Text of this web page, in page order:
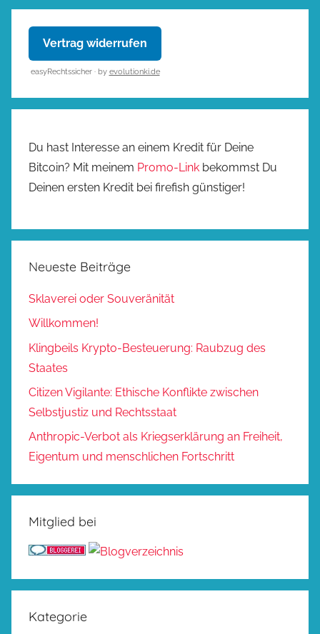
Vertrag widerrufen
easyRechtssicher · by evolutionki.de
Du hast Interesse an einem Kredit für Deine
Bitcoin? Mit meinem Promo-Link bekommst Du
Deinen ersten Kredit bei firefish günstiger!
Neueste Beiträge
Sklaverei oder Souveränität
Willkommen!
Klingbeils Krypto-Besteuerung: Raubzug des
Staates
Citizen Vigilante: Ethische Konflikte zwischen
Selbstjustiz und Rechtsstaat
Anthropic-Verbot als Kriegserklärung an Freiheit,
Eigentum und menschlichen Fortschritt
Mitglied bei
Kategorie